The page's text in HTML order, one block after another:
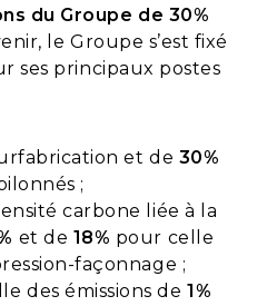
du Groupe de 30%
le Groupe s’est fixé
ses principaux postes
et de 30%
;
carbone liée à la
et de 18% pour celle
façonnage ;
des émissions de1%